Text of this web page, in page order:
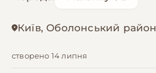
Київ, Оболонський район
створено 14 липня